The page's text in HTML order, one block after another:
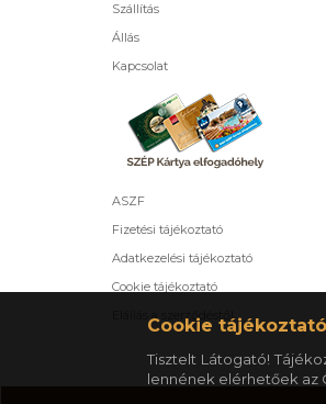
Szállítás
Állás
Kapcsolat
ASZF
Fizetési tájékoztató
Adatkezelési tájékoztató
Cookie tájékoztató
Elállás a szerződéstől
Cookie tájékoztató
Tisztelt Látogató!
lennének elérhetőek az